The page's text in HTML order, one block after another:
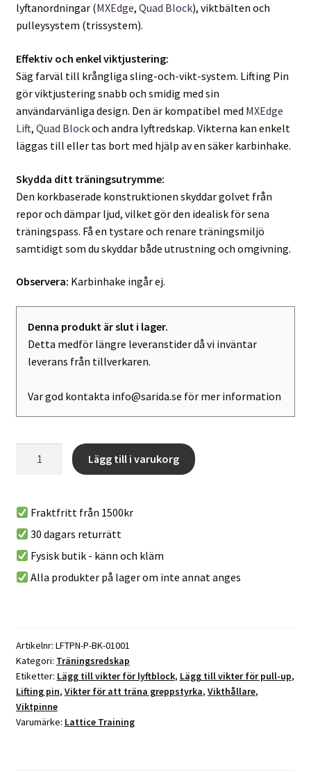
lyftanordningar (MXEdge, Quad Block), viktbälten och
pulleysystem (trissystem).
Effektiv och enkel viktjustering:
Säg farväl till krångliga sling-och-vikt-system. Lifting Pin
gör viktjustering snabb och smidig med sin
användarvänliga design. Den är kompatibel med MXEdge
Lift, Quad Blockoch andra lyftredskap. Vikterna kan enkelt
läggas till eller tas bort med hjälp av en säker karbinhake.
Skydda ditt träningsutrymme:
Den korkbaserade konstruktionen skyddar golvet från
repor och dämpar ljud, vilket gör den idealisk för sena
träningspass. Få en tystare och renare träningsmiljö
samtidigt som du skyddar både utrustning och omgivning.
Observera: Karbinhake ingår ej.
Denna produkt är slut i lager.
Detta medför längre leveranstider då vi inväntar
leverans från tillverkaren.
Var god kontakta info@sarida.se för mer information
Pin
mängd
Lägg till i varukorg
A
l
t
Fraktfritt från 1500kr
30 dagars returrätt
Fysisk butik - känn och kläm
Alla produkter på lager om inte annat anges
Artikelnr: LFTPN-P-BK-01001
Kategori: Träningsredskap
Etiketter: Lägg till vikter för lyftblock, Lägg till vikter för pull-up,
Lifting pin, Vikter för att träna greppstyrka, Vikthållare,
Viktpinne
Varumärke: Lattice Training